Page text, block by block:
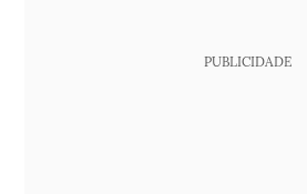
PUBLICIDADE